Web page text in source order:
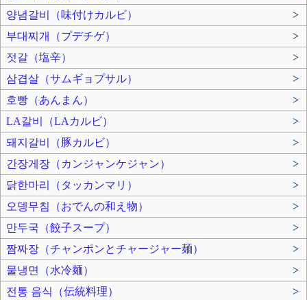
양념갈비（味付けカルビ）
>
부대찌개（プデチゲ）
>
젓갈（塩辛）
>
삼겹살（サムギョプサル）
>
호빵（あんまん）
>
LA갈비（LAカルビ）
>
돼지갈비（豚カルビ）
>
간장게장（カンジャンケジャン）
>
닭한마리（タッカンマリ）
>
오뎅무침（おでんの和え物）
>
만두국（餃子スープ）
>
짬짜장（チャンポンとチャージャー麺）
>
물냉면（水冷麺）
>
전통 음식（伝統料理）
>